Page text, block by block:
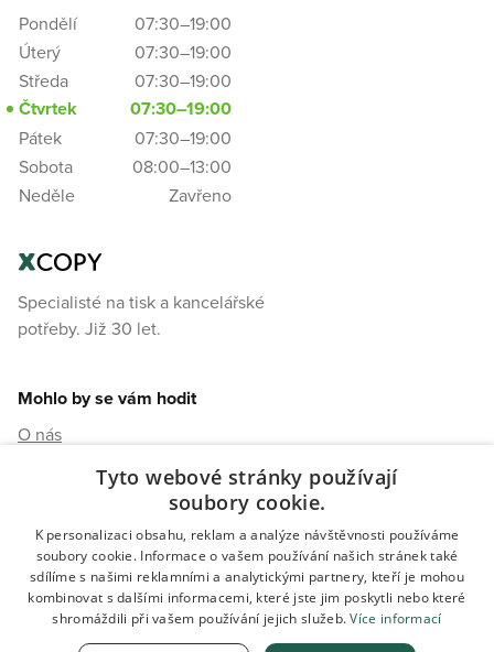
Specialisté na tisk a kancelářské
potřeby. Již 30 let.
Pondělí
07:30–19:00
Úterý
07:30–19:00
Středa
07:30–19:00
Čtvrtek 07:30–19:00
Pátek
07:30–19:00
Sobota
08:00–13:00
Neděle
Zavřeno
Mohlo by se vám hodit
O nás
Ochrana osobních údajů
Obchodní podmínky
Tyto webové stránky používají
soubory cookie.
K personalizaci obsahu, reklam a analýze návštěvnosti používáme
soubory cookie. Informace o vašem používání našich stránek také
sdílíme s našimi reklamními a analytickými partnery, kteří je mohou
kombinovat s dalšími informacemi, které jste jim poskytli nebo které
shromáždili při vašem používání jejich služeb.Více informací